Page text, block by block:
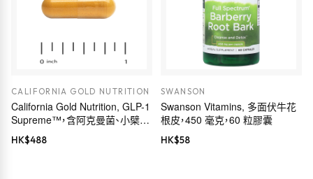
CALIFORNIA GOLD NUTRITION
California Gold Nutrition, GLP-1
Supreme™，含阿克曼菌、小檗
鹼、五羥黃酮及姜黃素，60 粒素食
膠囊
HK$488
SWANSON
Swanson Vitamins, 多面伏牛花
根皮，450 毫克，60 粒膠囊
HK$58